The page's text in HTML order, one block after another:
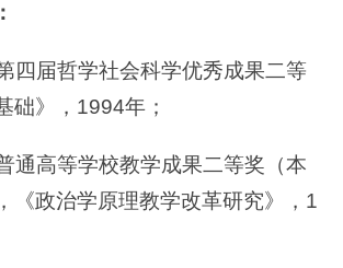
四届哲学社会科学优秀成果二等
础》，1994年；
通高等学校教学成果二等奖（本
《政治学原理教学改革研究》，1